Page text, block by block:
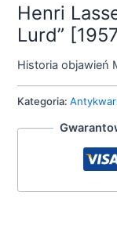
Henri
Lurd”
Historia objawień
Kategoria: